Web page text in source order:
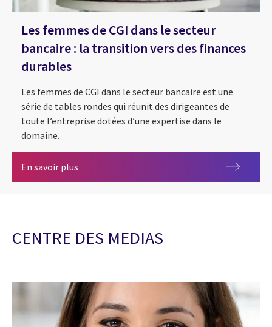
Les femmes de CGI dans le secteur
bancaire : la transition vers des finances
durables
Les femmes de CGI dans le secteur bancaire est une
série de tables rondes qui réunit des dirigeantes de
toute l’entreprise dotées d’une expertise dans le
domaine.
En savoir plus Les femmes de CGI dans le secteur bancaire
CENTRE DES MEDIAS